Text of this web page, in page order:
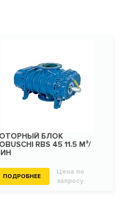
БЛОК
RBS 45 11.5 М³/
ПОДРОБНЕЕ
Цена по
запросу